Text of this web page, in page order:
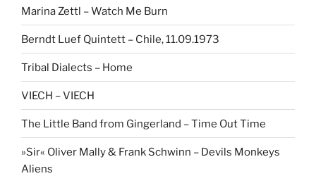
Marina Zettl – Watch Me Burn
Berndt Luef Quintett – Chile, 11.09.1973
Tribal Dialects – Home
VIECH – VIECH
The Little Band from Gingerland – Time Out Time
»Sir« Oliver Mally & Frank Schwinn – Devils Monkeys
Aliens